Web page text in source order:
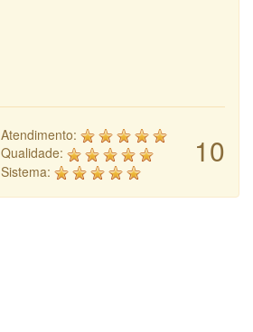
10
Atendimento:
Qualidade:
Sistema: